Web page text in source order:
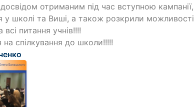
отриманим під час вступною кампанії,
у школі та Виші, а також розкрили можливості
всі питання учнів!!!!
спілкування до школи!!!!!